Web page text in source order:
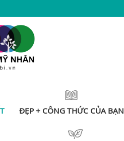
ĐẸP + CÔNG THỨC CỦA BẠN